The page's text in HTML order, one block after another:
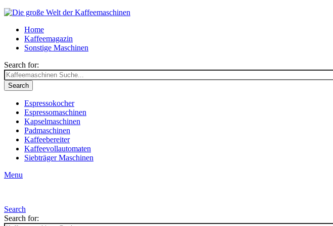
Home
Kaffeemagazin
Sonstige Maschinen
Search for:
Search
Espressokocher
Espressomaschinen
Kapselmaschinen
Padmaschinen
Kaffeebereiter
Kaffeevollautomaten
Siebträger Maschinen
Menu
Search
Search for: